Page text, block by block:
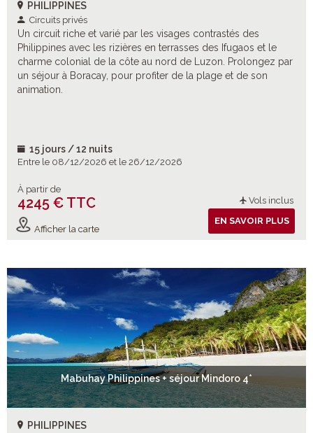
PHILIPPINES
Circuits privés
Un circuit riche et varié par les visages contrastés des
Philippines avec les rizières en terrasses des Ifugaos et le
charme colonial de la côte au nord de Luzon. Prolongez par
un séjour à Boracay, pour profiter de la plage et de son
animation.
15 jours / 12 nuits
Entre le 08/12/2026 et le 26/12/2026
À partir de
4245 € TTC Vols inclus
Afficher la carte
EN SAVOIR PLUS
Mabuhay Philippines + séjour Mindoro 4*
PHILIPPINES